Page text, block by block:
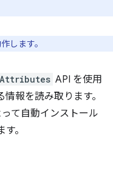
します。
API を使用
報を読み取ります。
て自動インストール
。